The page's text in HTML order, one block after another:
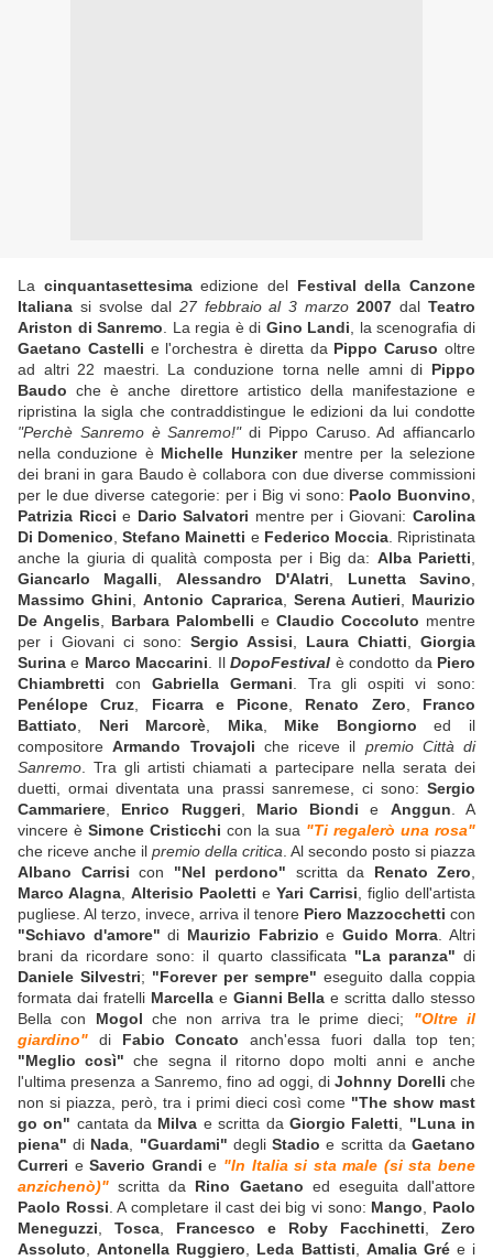
La cinquantasettesimaedizione del Festival della Canzone
Italiana si svolse dal 27 febbraio al 3 marzo 2007 dalTeatro
Ariston di Sanremo . La regia è di Gino Landi , la scenografia di
Gaetano Castelli e l'orchestra è diretta da Pippo Caruso oltre
ad altri 22 maestri. La conduzione torna nelle amni di Pippo
Baudo che è anche direttore artistico della manifestazione e
ripristina la sigla che contraddistingue le edizioni da lui condotte
"Perchè Sanremo è Sanremo!"di Pippo Caruso. Ad affiancarlo
nella conduzione è Michelle Hunzikermentre per la selezione
dei brani in gara Baudo è collabora con due diverse commissioni
per le due diverse categorie: per i Big vi sono: Paolo Buonvino
Patrizia Ricci e Dario Salvatori mentre per i Giovani:Carolina
Di Domenico ,Stefano Mainetti e Federico Moccia. Ripristinata
anche la giuria di qualità composta per i Big da: Alba Parietti
Giancarlo Magalli
Alessandro D'Alatri Lunetta Savino
Massimo Ghini ,Antonio Caprarica, Serena Autieri
Maurizio
De Angelis
Barbara Palombelli e Claudio Coccoluto mentre
per i Giovani ci sono: Sergio Assisi Laura Chiatti
Giorgia
Surina e Marco Maccarini . IlDopoFestival è condotto da Piero
Chiambretti con Gabriella Germani . Tra gli ospiti vi sono:
Penélope Cruz
Ficarra e Picone Renato Zero
Franco
Battiato
Neri Marcorè Mika, Mike Bongiorno ed il
compositoreArmando Trovajoli che riceve il premio Città di
Sanremo . Tra gli artisti chiamati a partecipare nella serata dei
duetti, ormai diventata una prassi sanremese, ci sono: Sergio
Cammariere
Enrico Ruggeri Mario Biondi e Anggun . A
vincere è Simone Cristicchi con la sua "Ti regalerò una rosa"
che riceve anche il premio della critica . Al secondo posto si piazza
Albano Carrisi con "Nel perdono" scritta da Renato Zero
Marco Alagna Alterisio Paoletti e Yari Carrisi , figlio dell'artista
pugliese. Al terzo, invece, arriva il tenore Piero Mazzocchetti con
"Schiavo d'amore" di Maurizio Fabrizio e Guido Morra . Altri
brani da ricordare sono: il quarto classificata "La paranza" di
Daniele Silvestri; "Forever per sempre" eseguito dalla coppia
formata dai fratelli Marcellae Gianni Bella e scritta dallo stesso
Bella con Mogol che non arriva tra le prime dieci; "Oltre il
giardino" di Fabio Concato anch'essa fuori dalla top ten;
"Meglio così" che segna il ritorno dopo molti anni e anche
l'ultima presenza a Sanremo, fino ad oggi, diJohnny Dorelli che
non si piazza, però, tra i primi dieci così come "The show mast
go on" cantata da Milva e scritta da Giorgio Faletti
"Luna in
piena" di Nada "Guardami" degliStadio e scritta daGaetano
Curreri eSaverio Grandi e "In Italia si sta male (si sta bene
anzichenò)" scritta da Rino Gaetano ed eseguita dall'attore
Paolo Rossi . A completare il cast dei big vi sono: Mango
Paolo
Meneguzzi
Tosca Francesco e Roby Facchinetti
Zero
Assoluto ,Antonella Ruggiero Leda Battisti Amalia Grée i